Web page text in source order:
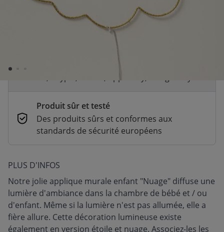
Livraison rapide
En stock | Livraison rapide (2 à 5 jours
Paiement sécurisé et flexible
Produit sûr et testé
Des produits sûrs et conformes aux
standards de sécurité européens
PLUS D'INFOS
Notre jolie applique murale enfant "Nuage" diffuse une
lumière d'ambiance dans la chambre de bébé et / ou
d'enfant. Même si la lumière n'est pas allumée, elle a
fière allure. Cette décoration lumineuse existe
également en version étoile et nuage. Associez-les les